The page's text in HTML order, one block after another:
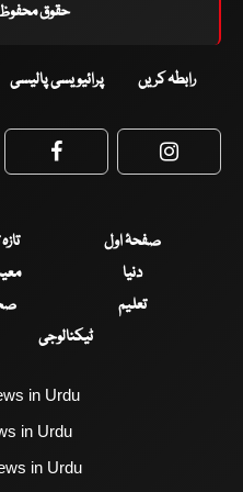
حقوق محفوظ
رابطہ کریں پرائیویسی پالیسی
Facebook
صفحۂ اول
دنیا
تعلیم
ٹیکنالوجی
in Urdu
in Urdu
in Urdu